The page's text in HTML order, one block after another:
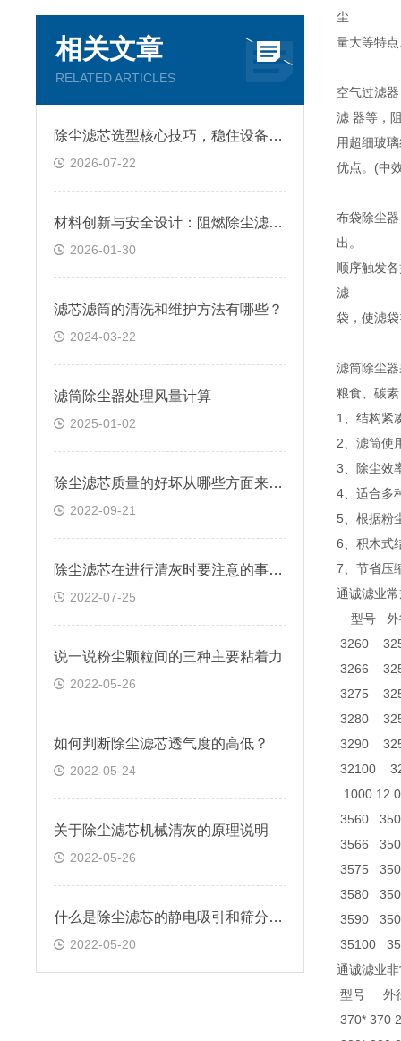
相关文章
RELATED ARTICLES
除尘滤芯选型核心技巧，稳住设备除尘工况
2026-07-22
材料创新与安全设计：阻燃除尘滤筒技术原理及跨行业应用深析
2026-01-30
滤芯滤筒的清洗和维护方法有哪些？
2024-03-22
滤筒除尘器处理风量计算
2025-01-02
除尘滤芯质量的好坏从哪些方面来判断？
2022-09-21
除尘滤芯在进行清灰时要注意的事项有哪些
2022-07-25
说一说粉尘颗粒间的三种主要粘着力
2022-05-26
如何判断除尘滤芯透气度的高低？
2022-05-24
关于除尘滤芯机械清灰的原理说明
2022-05-26
什么是除尘滤芯的静电吸引和筛分效应
2022-05-20
尘
量大等特
空气过滤
滤 器等，
用超细玻
优点。(中
布袋除尘
出。
顺序触发
滤
袋，使滤
滤筒除尘
粮食、碳
1、结构紧
2、滤筒使
3、除尘效
4、适合多
5、根据粉
6、积木式
7、节省
通诚滤业
型号 外
3260
3266
3275
3280
3290
32100
1000 12.0
3560
3566
3575
3580
3590
35100
通诚滤业
型号
370* 370